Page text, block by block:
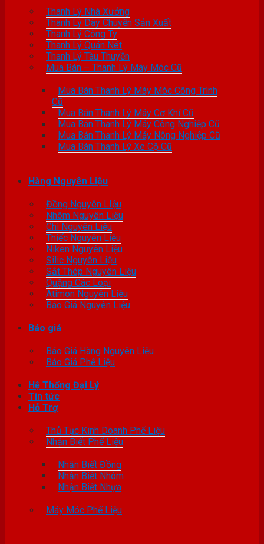
Thanh Lý Nhà Xưởng
Thanh Lý Dây Chuyền Sản Xuất
Thanh Lý Công Ty
Thanh Lý Quán Nét
Thanh Lý Tàu Thuyền
Mua Bán – Thanh Lý Máy Móc Cũ
Mua Bán Thanh Lý Máy Móc Công Trình
Cũ
Mua Bán Thanh Lý Máy Cơ Khí Cũ
Mua Bán Thanh Lý Máy Công Nghiệp Cũ
Mua Bán Thanh Lý Máy Nông Nghiệp Cũ
Mua Bán Thanh Lý Xe Cộ Cũ
Hàng Nguyên Liệu
Đồng Nguyên LIệu
Nhôm Nguyên Liệu
Chì Nguyên Liệu
Thiếc Nguyên Liệu
Niken Nguyên Liệu
Silic Nguyên Liệu
Sắt Thép Nguyên Liệu
Quặng Các Loại
Atimon Nguyên Liệu
Báo Giá Nguyên Liệu
Báo giá
Báo Giá Hàng Nguyên Liệu
Báo Giá Phế Liệu
Hệ Thống Đại Lý
Tin tức
Hỗ Trợ
Thủ Tục Kinh Doanh Phế Liệu
Nhận Biết Phế Liệu
Nhận Biết Đồng
Nhận Biết Nhôm
Nhận Biết Nhựa
Máy Móc Phế Liệu